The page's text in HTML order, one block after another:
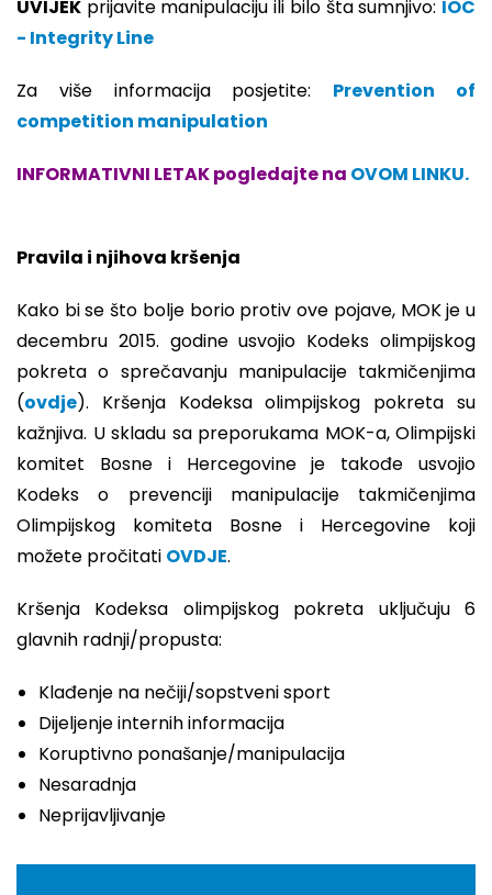
UVIJEK prijavite manipulaciju ili bilo šta sumnjivo: IOC
- Integrity Line
Za više informacija posjetite: Prevention of
competition manipulation
INFORMATIVNI LETAK pogledajte na OVOM LINKU.
Pravila i njihova kršenja
Kako bi se što bolje borio protiv ove pojave, MOK je u
decembru 2015. godine usvojio Kodeks olimpijskog
pokreta o sprečavanju manipulacije takmičenjima
(ovdje). Kršenja Kodeksa olimpijskog pokreta su
kažnjiva. U skladu sa preporukama MOK-a, Olimpijski
komitet Bosne i Hercegovine je takođe usvojio
Kodeks o prevenciji manipulacije takmičenjima
Olimpijskog komiteta Bosne i Hercegovine koji
možete pročitati OVDJE.
Kršenja Kodeksa olimpijskog pokreta uključuju 6
glavnih radnji/propusta:
Klađenje na nečiji/sopstveni sport
Dijeljenje internih informacija
Koruptivno ponašanje/manipulacija
Nesaradnja
Neprijavljivanje